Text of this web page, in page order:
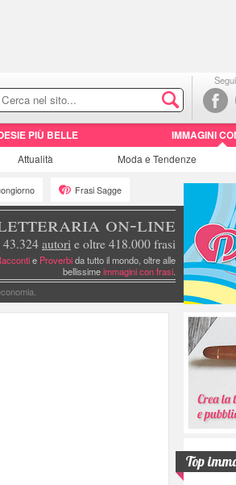
PIÙ BELLE IMMAGINI
Attualità Moda e Tendenze
Frasi Sagge
letteraria on-line
autori e oltre 418.000 frasi
e Proverbida tutto il mondo, oltre alle
bellissimeimmagini con frasi.
Top